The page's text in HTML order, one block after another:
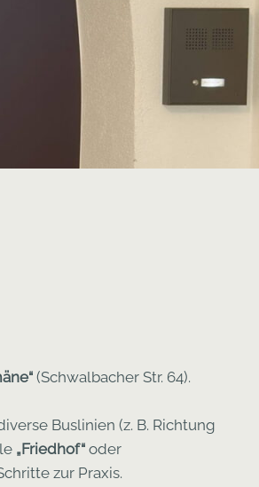
(Schwalbacher Str. 64).
Buslinien (z. B. Richtung
„Friedhof“ oder
zur Praxis.